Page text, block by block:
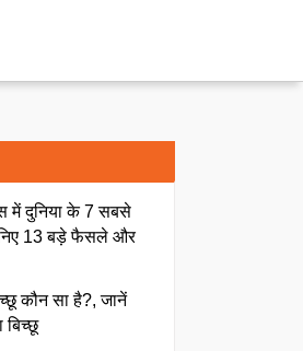
में दुनिया के 7 सबसे
13 बड़े फैसले और
कौन सा है?, जानें
बिच्छू